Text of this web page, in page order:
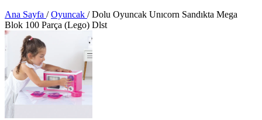
Ana Sayfa / Oyuncak / Dolu Oyuncak Unıcorn Sandıkta Mega
Blok 100 Parça (Lego) Dlst